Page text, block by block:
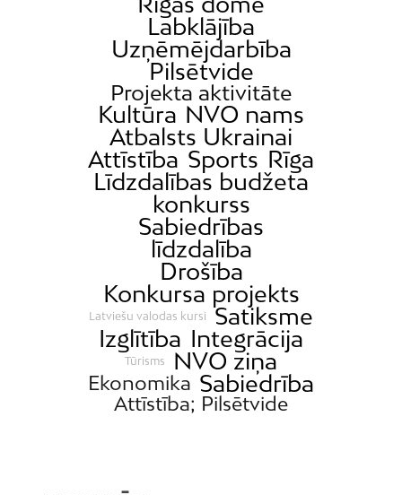
Labklājība
Uzņēmējdarbība
Pilsētvide
Projekta aktivitāte
Kultūra NVO nams
Atbalsts Ukrainai
Attīstība Sports Rīga
Līdzdalības budžeta
konkurss
Sabiedrības
līdzdalība
Drošība
Konkursa projekts
Latviešu valodas kursi
Satiksme
Izglītība Integrācija
Tūrisms NVO ziņa
Ekonomika Sabiedrība
Attīstība; Pilsētvide